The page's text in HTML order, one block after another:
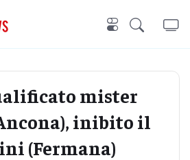
mister
inibito il
(Fermana)